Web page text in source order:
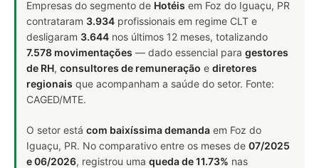
Empresas do segmento de Hotéis em Foz do Iguaçu, PR
contrataram 3.934 profissionais em regime CLT e
desligaram 3.644 nos últimos 12 meses, totalizando
7.578 movimentações — dado essencial para gestores
de RH, consultores de remuneração e diretores
regionais que acompanham a saúde do setor. Fonte:
CAGED/MTE.
O setor está com baixíssima demanda em Foz do
Iguaçu, PR. No comparativo entre os meses de 07/2025
e 06/2026, registrou uma queda de 11.73% nas